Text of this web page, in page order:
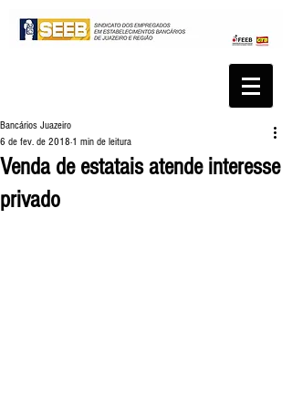
Venda de estatais atende interesse
privado
Bancários Juazeiro
6 de fev. de 2018 1 min de leitura